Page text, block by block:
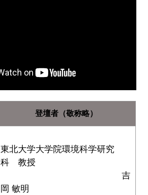
登壇者（敬称略）
東北大学大学院環境科学研究
科 教授
吉
岡 敏明